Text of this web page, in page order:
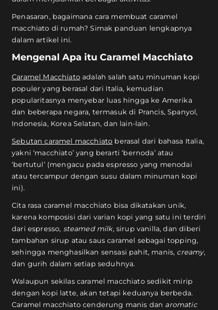
Penasaran, bagaimana cara membuat caramel
macchiato di rumah? Simak panduan lengkapnya
dalam artikel ini.
Mengenal Apa itu Caramel Macchiato
Caramel Macchiatoadalah salah satu minuman kopi
populer yang berasal dari Italia, kemudian
popularitasnya menyebar luas hingga ke Amerika
dan beberapa negara, termasuk di Prancis, Spanyol,
Indonesia, Korea Selatan, dan lain-lain.
Sebutan caramel macchiato berasal dari bahasa Italia,
yakni ‘macchiato’ yang berarti ‘bernoda’ atau
‘bertutul’ (mengacu pada espresso yang menodai
atau tercampur dengan susu dalam minuman kopi
ini).
Cita rasa caramel macchiato bisa dikatakan unik,
karena komposisi dari varian kopi yang satu ini terdiri
dari espresso, steamed milk, sirup vanilla, dan diberi
tambahan sirup atau saus caramel sebagai topping,
sehingga menghasilkan sensasi pahit, manis, creamy,
dan gurih dalam setiap seduhnya.
Walaupun sekilas caramel macchiato sedikit mirip
dengan kopi latte, akan tetapi keduanya berbeda.
Caramel macchiato cenderung manis dan aromatic